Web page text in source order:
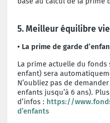
5. Meilleur équilibre
• La prime de garde
La prime actuelle du
enfant) sera
N’oubliez pas de
enfants jusqu’à 6 ans). Plus
d’infos : https://
d’enfants